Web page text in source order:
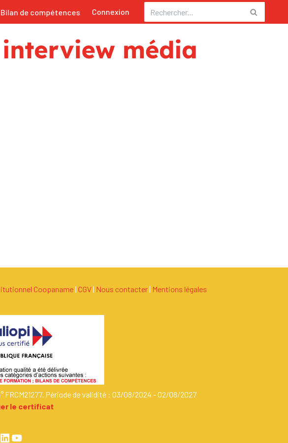
Bilan de compétences Connexion
média
Coopaname| CGV| Nous contacter| Mentions légales
FRCM21277. Période de validité : 03/08/2024 - 02/08/2027
le certificat